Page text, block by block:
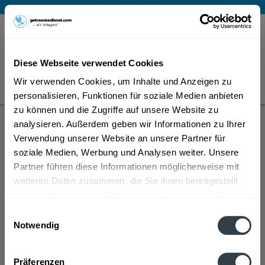
Diese Webseite verwendet Cookies
Wir verwenden Cookies, um Inhalte und Anzeigen zu
personalisieren, Funktionen für soziale Medien anbieten
zu können und die Zugriffe auf unsere Website zu
analysieren. Außerdem geben wir Informationen zu Ihrer
Verwendung unserer Website an unsere Partner für
soziale Medien, Werbung und Analysen weiter. Unsere
Partner führen diese Informationen möglicherweise mit
weiteren Daten zusammen, die Sie ihnen bereitgestellt
Notwendig
Präferenzen
Mo – Fr 9 – 17 Uhr
Menü
Bestellung widerrufen
Es gilt unsere Datenschutzerklärung
Lanzberg Sekt
Lanzberg Sekt wird in den folgenden Regionen,
Städten, Orten und Postleitzahl-Gebieten geliefert